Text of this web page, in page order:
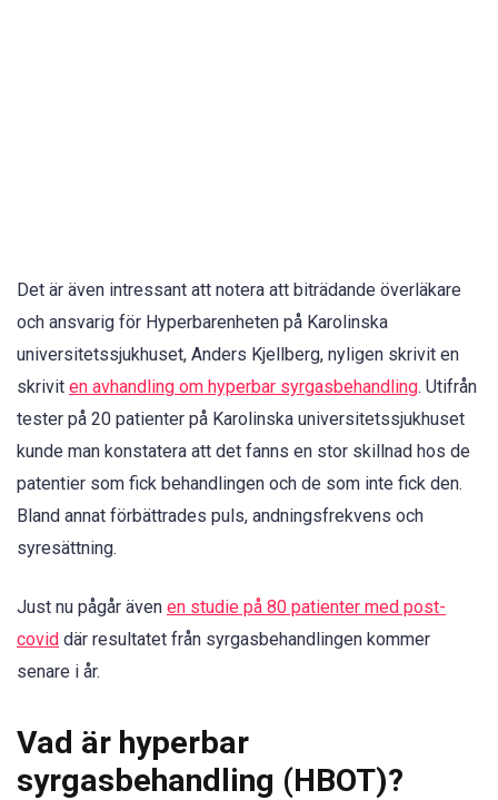
Det är även intressant att notera att biträdande överläkare
och ansvarig för Hyperbarenheten på Karolinska
universitetssjukhuset, Anders Kjellberg, nyligen skrivit en
skrivit en avhandling om hyperbar syrgasbehandling. Utifrån
tester på 20 patienter på Karolinska universitetssjukhuset
kunde man konstatera att det fanns en stor skillnad hos de
patentier som fick behandlingen och de som inte fick den.
Bland annat förbättrades puls, andningsfrekvens och
syresättning.
Just nu pågår även en studie på 80 patienter med post-
covid där resultatet från syrgasbehandlingen kommer
senare i år.
Vad är hyperbar
syrgasbehandling (HBOT)?